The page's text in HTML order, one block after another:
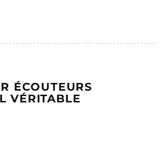
ÉCOUTEURS
VÉRITABLE